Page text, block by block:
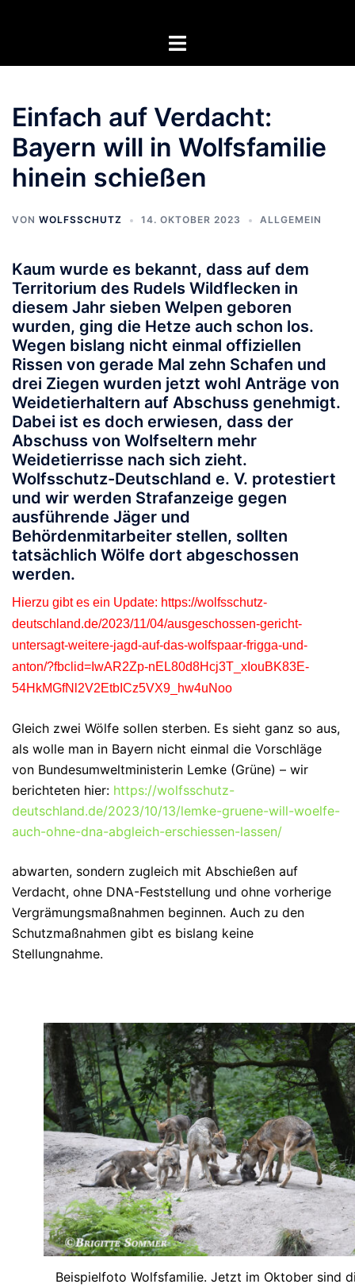
Menü
Einfach auf Verdacht:
Bayern will in Wolfsfamilie
hinein schießen
VON WOLFSSCHUTZ 14. OKTOBER 2023 ALLGEMEIN
Kaum wurde es bekannt, dass auf dem
Territorium des Rudels Wildflecken in
diesem Jahr sieben Welpen geboren
wurden, ging die Hetze auch schon los.
Wegen bislang nicht einmal offiziellen
Rissen von gerade Mal zehn Schafen und
drei Ziegen wurden jetzt wohl Anträge von
Weidetierhaltern auf Abschuss genehmigt.
Dabei ist es doch erwiesen, dass der
Abschuss von Wolfseltern mehr
Weidetierrisse nach sich zieht.
Wolfsschutz-Deutschland e. V. protestiert
und wir werden Strafanzeige gegen
ausführende Jäger und
Behördenmitarbeiter stellen, sollten
tatsächlich Wölfe dort abgeschossen
werden.
Hierzu gibt es ein Update: https://wolfsschutz-
deutschland.de/2023/11/04/ausgeschossen-gericht-
untersagt-weitere-jagd-auf-das-wolfspaar-frigga-und-
anton/?fbclid=IwAR2Zp-nEL80d8Hcj3T_xIouBK83E-
54HkMGfNl2V2EtbICz5VX9_hw4uNoo
Gleich zwei Wölfe sollen sterben. Es sieht ganz so aus,
als wolle man in Bayern nicht einmal die Vorschläge
von Bundesumweltministerin Lemke (Grüne) – wir
berichteten hier: https://wolfsschutz-
deutschland.de/2023/10/13/lemke-gruene-will-woelfe-
auch-ohne-dna-abgleich-erschiessen-lassen/
abwarten, sondern zugleich mit Abschießen auf
Verdacht, ohne DNA-Feststellung und ohne vorherige
Vergrämungsmaßnahmen beginnen. Auch zu den
Schutzmaßnahmen gibt es bislang keine
Stellungnahme.
Beispielfoto Wolfsfamilie. Jetzt im Oktober sind